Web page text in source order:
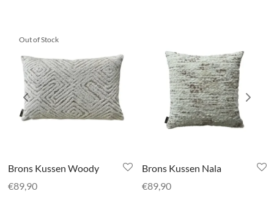
Out of Stock
Brons Kussen Woody
€89,90
Brons Kussen Nala
€89,90